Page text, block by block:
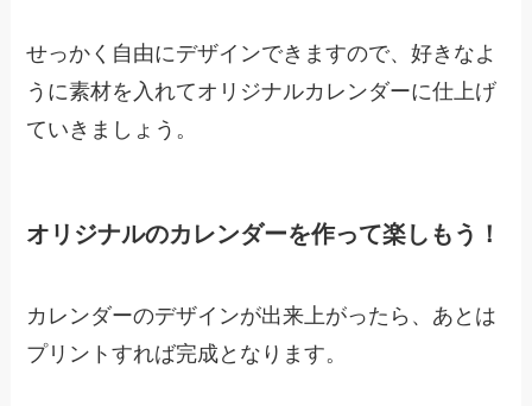
せっかく自由にデザインできますので、好きなよ
うに素材を入れてオリジナルカレンダーに仕上げ
ていきましょう。
オリジナルのカレンダーを作って楽しもう！
カレンダーのデザインが出来上がったら、あとは
プリントすれば完成となります。